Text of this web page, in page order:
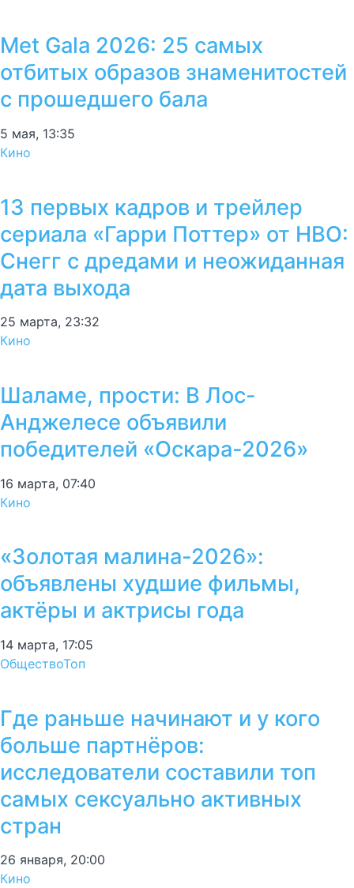
Met Gala 2026: 25 самых
отбитых образов знаменитостей
с прошедшего бала
5 мая, 13:35
Кино
13 первых кадров и трейлер
сериала «Гарри Поттер» от HBO:
Снегг с дредами и неожиданная
дата выхода
25 марта, 23:32
Кино
Шаламе, прости: В Лос-
Анджелесе объявили
победителей «Оскара-2026»
16 марта, 07:40
Кино
«Золотая малина-2026»:
объявлены худшие фильмы,
актёры и актрисы года
14 марта, 17:05
ОбществоТоп
Где раньше начинают и у кого
больше партнёров:
исследователи составили топ
самых сексуально активных
стран
26 января, 20:00
Кино